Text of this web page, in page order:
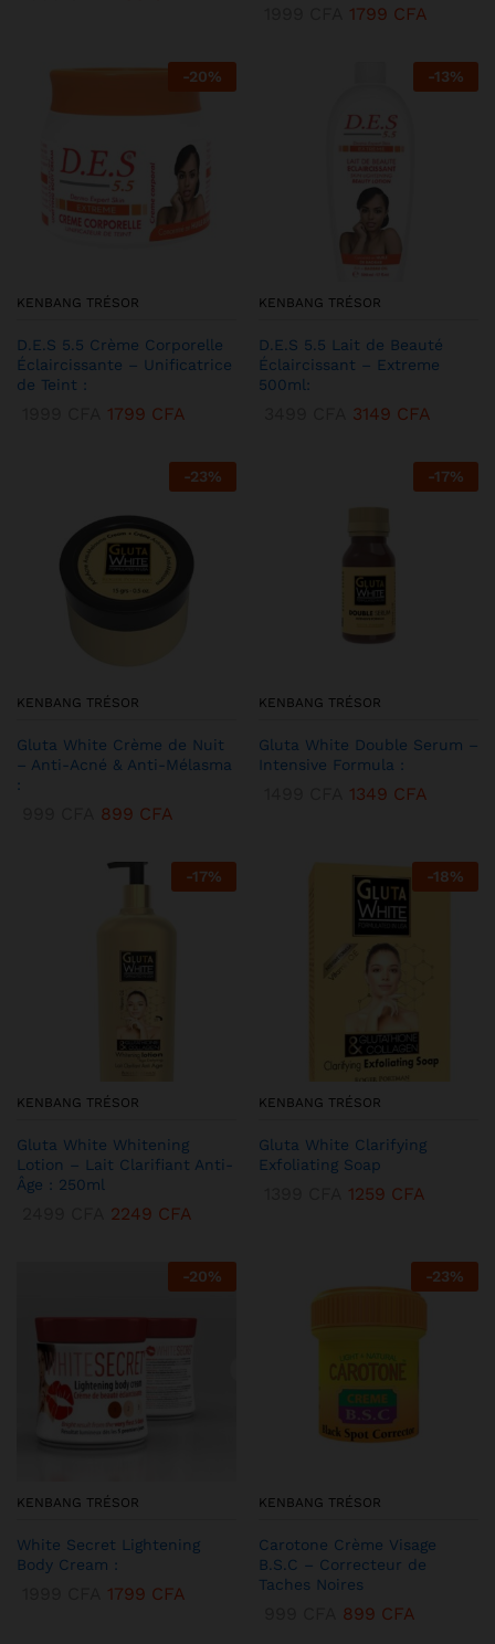
1799 CFA
-20%
KENBANG TRÉSOR
D.E.S 5.5 Crème Corporelle
Éclaircissante – Unificatrice
de Teint :
1799 CFA
-13%
KENBANG TRÉSOR
D.E.S 5.5 Lait de Beauté
Éclaircissant – Extreme
500ml:
3149 CFA
-23%
KENBANG TRÉSOR
Gluta White Crème de Nuit
– Anti-Acné & Anti-Mélasma
:
899 CFA
-17%
KENBANG TRÉSOR
Gluta White Double Serum –
Intensive Formula :
1349 CFA
-17%
KENBANG TRÉSOR
Gluta White Whitening
Lotion – Lait Clarifiant Anti-
Âge : 250ml
2249 CFA
-18%
KENBANG TRÉSOR
Gluta White Clarifying
Exfoliating Soap
1259 CFA
-20%
KENBANG TRÉSOR
White Secret Lightening
Body Cream :
1799 CFA
-23%
KENBANG TRÉSOR
Carotone Crème Visage
B.S.C – Correcteur de
Taches Noires
899 CFA